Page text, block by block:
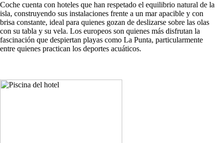
Coche cuenta con hoteles que han respetado el equilibrio natural de la
isla, construyendo sus instalaciones frente a un mar apacible y con
brisa constante, ideal para quienes gozan de deslizarse sobre las olas
con su tabla y su vela. Los europeos son quienes más disfrutan la
fascinación que despiertan playas como La Punta, particularmente
entre quienes practican los deportes acuáticos.